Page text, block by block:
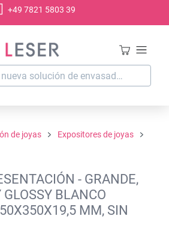
+49 7821 5803 39
de joyas
Expositores de joyas
- GRANDE,
BLANCO
MM, SIN